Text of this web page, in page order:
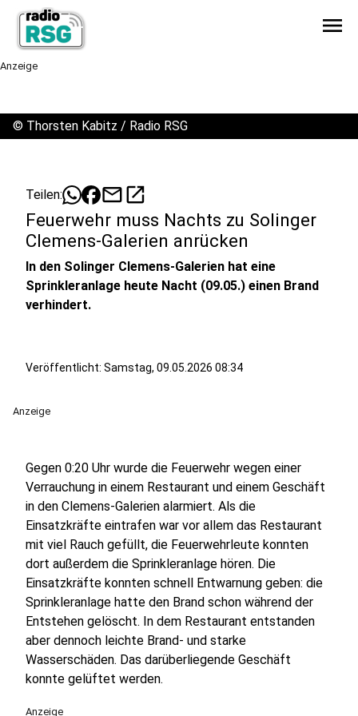
menu
Anzeige
© Thorsten Kabitz / Radio RSG
Teilen: mailopen_in_new
Feuerwehr muss Nachts zu Solinger
Clemens-Galerien anrücken
In den Solinger Clemens-Galerien hat eine
Sprinkleranlage heute Nacht (09.05.) einen Brand
verhindert.
Veröffentlicht: Samstag, 09.05.2026 08:34
Anzeige
Gegen 0:20 Uhr wurde die Feuerwehr wegen einer
Verrauchung in einem Restaurant und einem Geschäft
in den Clemens-Galerien alarmiert. Als die
Einsatzkräfte eintrafen war vor allem das Restaurant
mit viel Rauch gefüllt, die Feuerwehrleute konnten
dort außerdem die Sprinkleranlage hören. Die
Einsatzkräfte konnten schnell Entwarnung geben: die
Sprinkleranlage hatte den Brand schon während der
Entstehen gelöscht. In dem Restaurant entstanden
aber dennoch leichte Brand- und starke
Wasserschäden. Das darüberliegende Geschäft
konnte gelüftet werden.
Anzeige